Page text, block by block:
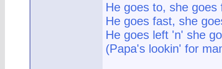
He goes to, she goes
He goes fast, she
He goes left 'n' she
(Papa's lookin' for